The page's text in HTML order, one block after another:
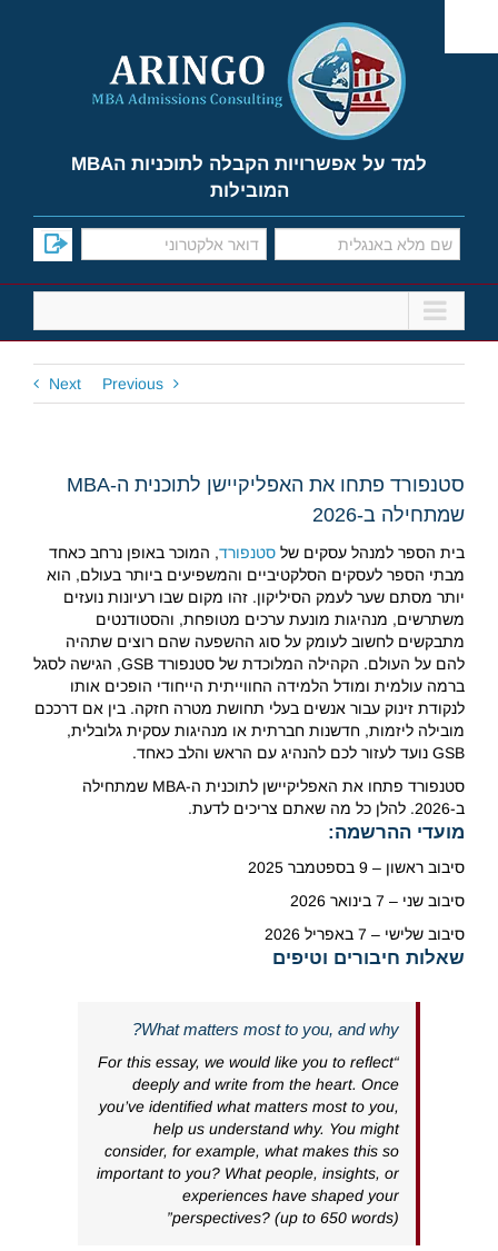
content
למד על אפשרויות הקבלה לתוכניות הMBA
המובילות
Previous
Next
סטנפורד פתחו את האפליקיישן לתוכנית ה-MBA
שמתחילה ב-2026
בית הספר למנהל עסקים של סטנפורד, המוכר באופן נרחב כאחד
מבתי הספר לעסקים הסלקטיביים והמשפיעים ביותר בעולם, הוא
יותר מסתם שער לעמק הסיליקון. זהו מקום שבו רעיונות נועזים
משתרשים, מנהיגות מונעת ערכים מטופחת, והסטודנטים
מתבקשים לחשוב לעומק על סוג ההשפעה שהם רוצים שתהיה
להם על העולם.
הקהילה המלוכדת של סטנפורד GSB, הגישה לסגל
ברמה עולמית ומודל הלמידה החווייתית הייחודי הופכים אותו
לנקודת זינוק עבור אנשים בעלי תחושת מטרה חזקה. בין אם דרככם
מובילה ליזמות, חדשנות חברתית או מנהיגות עסקית גלובלית,
GSB נועד לעזור לכם להנהיג עם הראש והלב כאחד.
סטנפורד פתחו את האפליקיישן לתוכנית ה-MBA שמתחילה
ב-2026. להלן כל מה שאתם צריכים לדעת.
מועדי ההרשמה:
סיבוב ראשון – 9 בספטמבר 2025
סיבוב שני – 7 בינואר 2026
סיבוב שלישי – 7 באפריל 2026
שאלות חיבורים וטיפים
What matters most to you, and why?
“For this essay, we would like you to reflect
deeply and write from the heart. Once
you’ve identified what matters most to you,
help us understand why. You might
consider, for example, what makes this so
important to you? What people, insights, or
experiences have shaped your
perspectives? (up to 650 words)”